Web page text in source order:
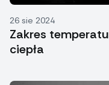
26 sie 2024
Zakres
ciepła